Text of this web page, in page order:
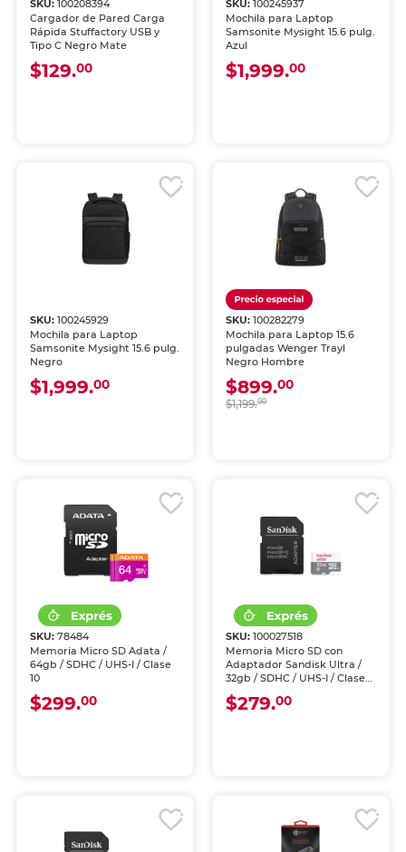
SKU:100208394
Cargador de Pared Carga
Rápida Stuffactory USB y
Tipo C Negro Mate
$129.00
SKU: 100245937
Mochila para Laptop
Samsonite Mysight 15.6 pulg.
Azul
$1,999.00
SKU:100245929
Mochila para Laptop
Samsonite Mysight 15.6 pulg.
Negro
$1,999.00
SKU: 100282279
Mochila para Laptop 15.6
pulgadas Wenger Trayl
Negro Hombre
$899.00
$1,199.00
SKU:78484
Memoria Micro SD Adata /
64gb / SDHC / UHS-I / Clase
10
$299.00
SKU: 100027518
Memoria Micro SD con
Adaptador Sandisk Ultra /
32gb / SDHC / UHS-I / Clase
10
$279.00